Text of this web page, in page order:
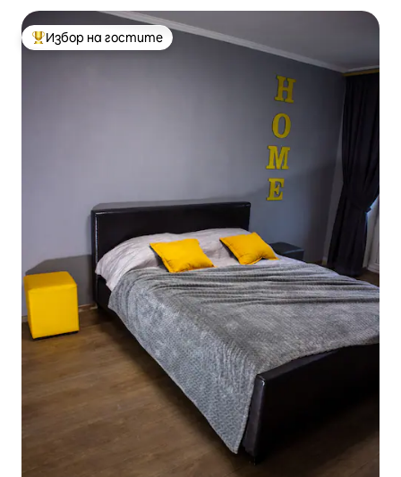
Най-популярен избор на гостите
Избор на гостите